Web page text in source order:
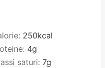
250kcal
4g
saturi: 7g